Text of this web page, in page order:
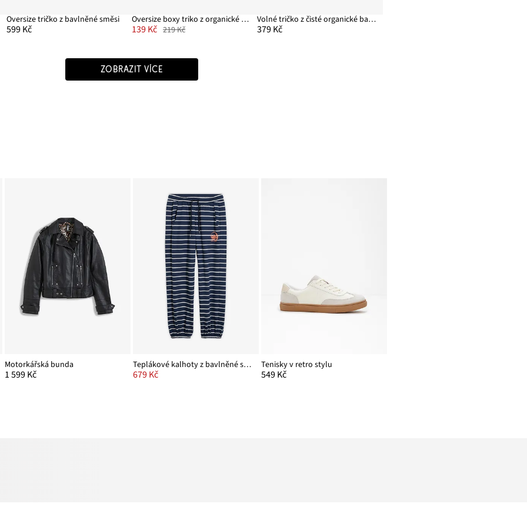
Oversize tričko z bavlněné směsi
599 Kč
Oversize boxy triko z organické bavlny
139 Kč 219 Kč
Volné tričko z čisté organické bavlny
379 Kč
ZOBRAZIT VÍCE
Motorkářská bunda
1 599 Kč
Teplákové kalhoty z bavlněné směsi
679 Kč
Tenisky v retro stylu
549 Kč